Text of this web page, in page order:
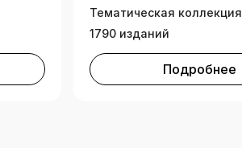
Тематическая коллекция
1790 изданий
Подробнее